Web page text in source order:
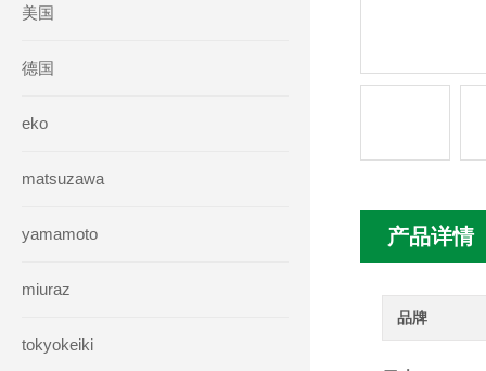
美国
德国
eko
matsuzawa
yamamoto
miuraz
tokyokeiki
产品详情
品牌